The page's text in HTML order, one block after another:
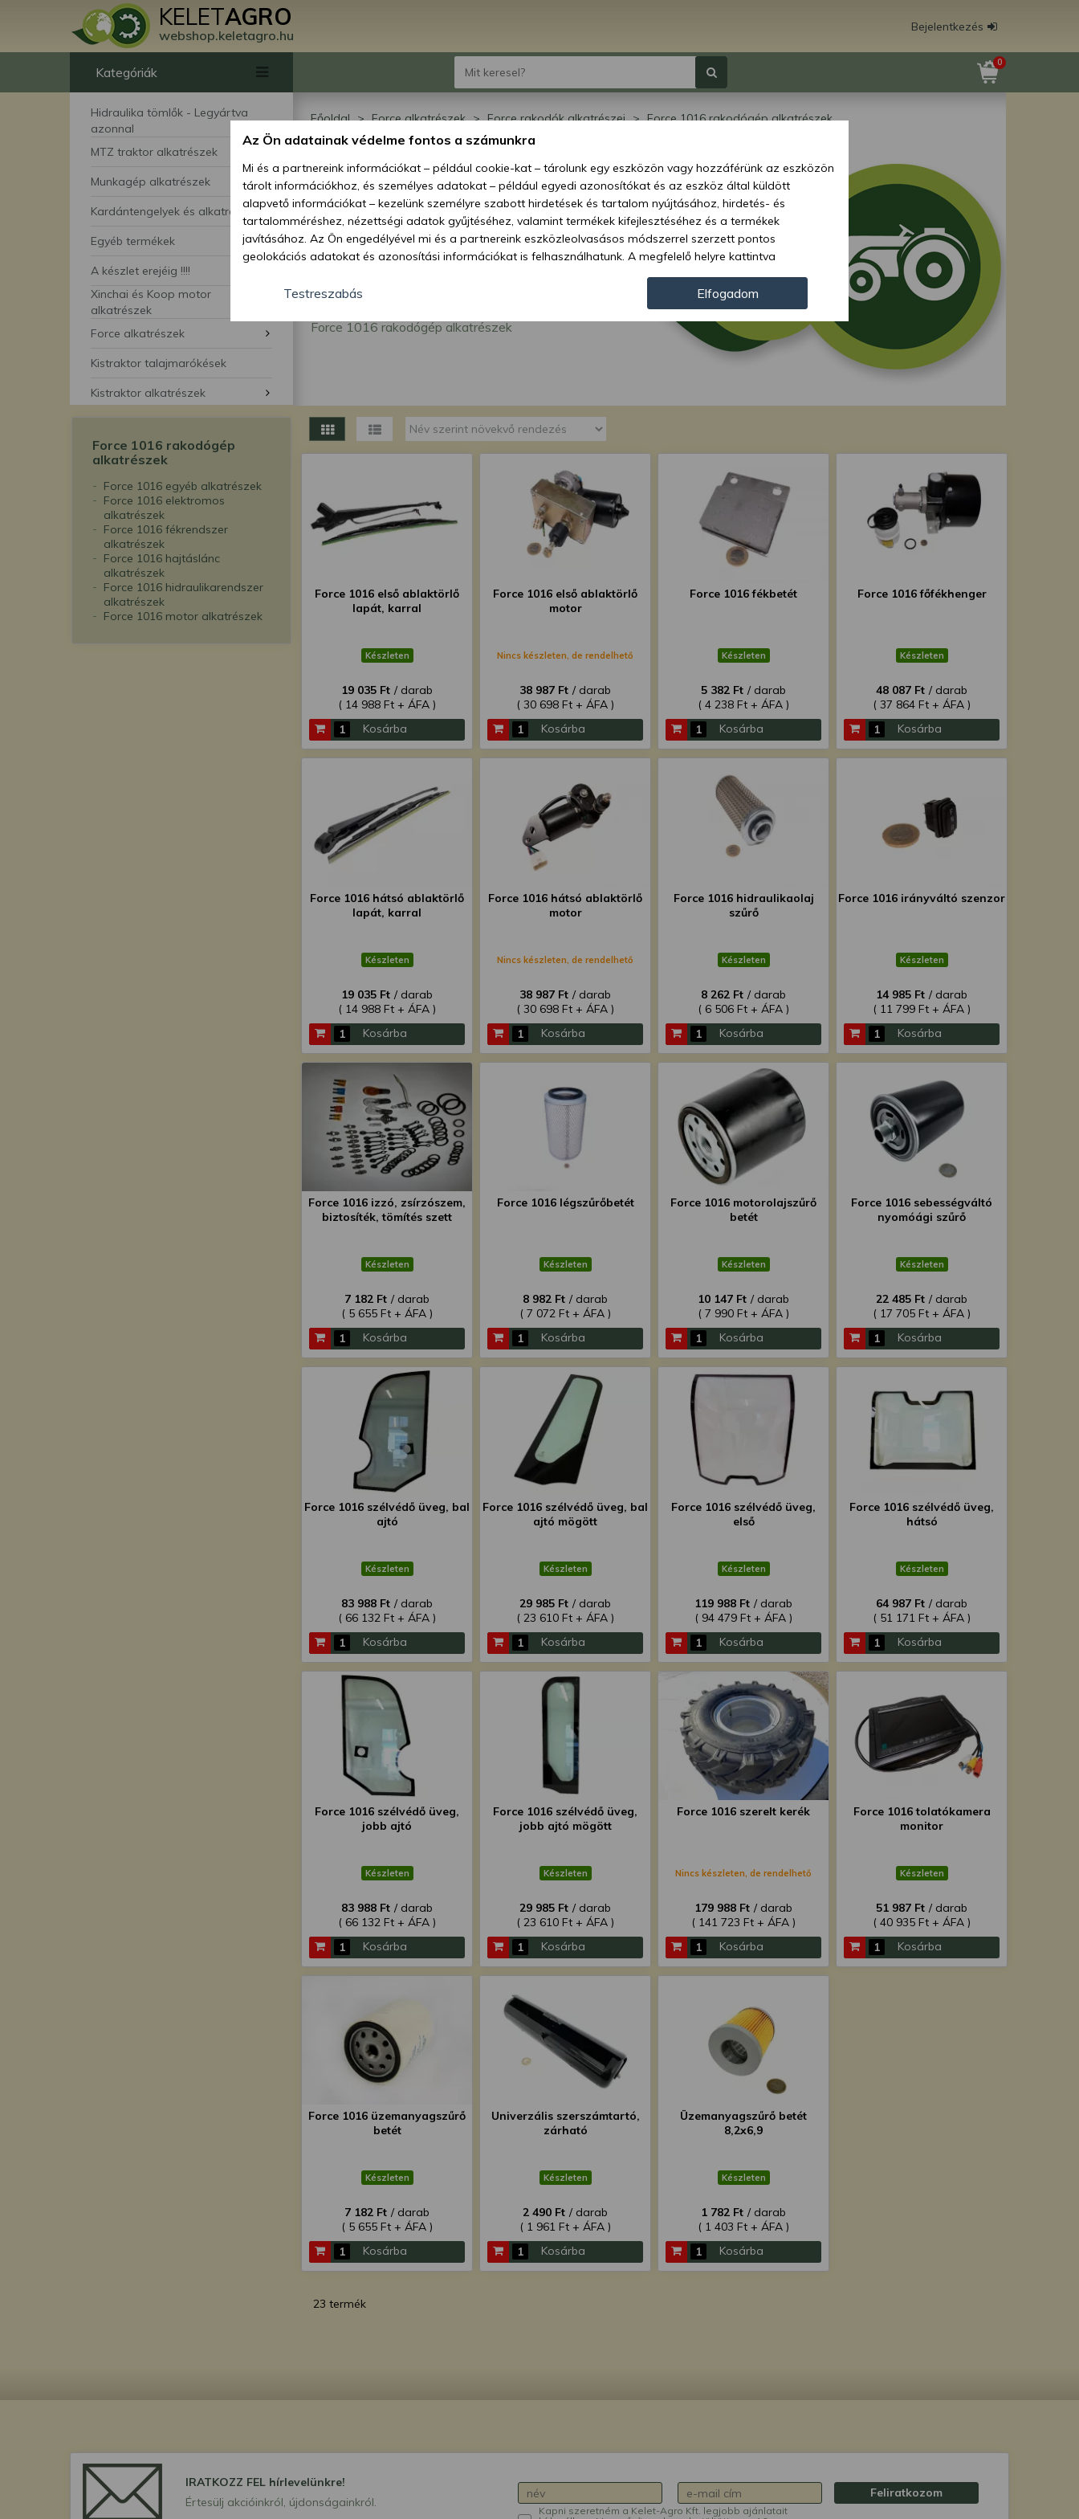
KELETAGRO
webshop.keletagro.hu
Bejelentkezés
Kategóriák
Hidraulika tömlők - Legyártva
azonnal
MTZ traktor alkatrészek
Munkagép alkatrészek
Kardántengelyek és alkatrészei
Egyéb termékek
A készlet erejéig !!!!
Xinchai és Koop motor
alkatrészek
Force alkatrészek
Kistraktor talajmarókések
Kistraktor alkatrészek
0
Főoldal Force alkatrészek Force rakodók alkatrészei Force 1016 rakodógép alkatrészek
Force 1016 rakodógép
alkatrészek
Force 1016 rakodógép alkatrészek
Force 1016 rakodógép
alkatrészek
Force 1016 egyéb alkatrészek
Force 1016 elektromos
alkatrészek
Force 1016 fékrendszer
alkatrészek
Force 1016 hajtáslánc
alkatrészek
Force 1016 hidraulikarendszer
alkatrészek
Force 1016 motor alkatrészek
Force 1016 első ablaktörlő
lapát, karral
Készleten
19 035 Ft / darab
( 14 988 Ft + ÁFA )
Kosárba
Force 1016 első ablaktörlő
motor
Nincs készleten, de rendelhető
38 987 Ft / darab
( 30 698 Ft + ÁFA )
Kosárba
Force 1016 fékbetét
Készleten
5 382 Ft / darab
( 4 238 Ft + ÁFA )
Kosárba
Force 1016 főfékhenger
Készleten
48 087 Ft / darab
( 37 864 Ft + ÁFA )
Kosárba
Force 1016 hátsó ablaktörlő
lapát, karral
Készleten
19 035 Ft / darab
( 14 988 Ft + ÁFA )
Kosárba
Force 1016 hátsó ablaktörlő
motor
Nincs készleten, de rendelhető
38 987 Ft / darab
( 30 698 Ft + ÁFA )
Kosárba
Force 1016 hidraulikaolaj
szűrő
Készleten
8 262 Ft / darab
( 6 506 Ft + ÁFA )
Kosárba
Force 1016 irányváltó szenzor
Készleten
14 985 Ft / darab
( 11 799 Ft + ÁFA )
Kosárba
Force 1016 izzó, zsírzószem,
biztosíték, tömítés szett
Készleten
7 182 Ft / darab
( 5 655 Ft + ÁFA )
Kosárba
Force 1016 légszűrőbetét
Készleten
8 982 Ft / darab
( 7 072 Ft + ÁFA )
Kosárba
Force 1016 motorolajszűrő
betét
Készleten
10 147 Ft / darab
( 7 990 Ft + ÁFA )
Kosárba
Force 1016 sebességváltó
nyomóági szűrő
Készleten
22 485 Ft / darab
( 17 705 Ft + ÁFA )
Kosárba
Force 1016 szélvédő üveg, bal
ajtó
Készleten
83 988 Ft / darab
( 66 132 Ft + ÁFA )
Kosárba
Force 1016 szélvédő üveg, bal
ajtó mögött
Készleten
29 985 Ft / darab
( 23 610 Ft + ÁFA )
Kosárba
Force 1016 szélvédő üveg,
első
Készleten
119 988 Ft / darab
( 94 479 Ft + ÁFA )
Kosárba
Force 1016 szélvédő üveg,
hátsó
Készleten
64 987 Ft / darab
( 51 171 Ft + ÁFA )
Kosárba
Force 1016 szélvédő üveg,
jobb ajtó
Készleten
83 988 Ft / darab
( 66 132 Ft + ÁFA )
Kosárba
Force 1016 szélvédő üveg,
jobb ajtó mögött
Készleten
29 985 Ft / darab
( 23 610 Ft + ÁFA )
Kosárba
Force 1016 szerelt kerék
Nincs készleten, de rendelhető
179 988 Ft / darab
( 141 723 Ft + ÁFA )
Kosárba
Force 1016 tolatókamera
monitor
Készleten
51 987 Ft / darab
( 40 935 Ft + ÁFA )
Kosárba
Force 1016 üzemanyagszűrő
betét
Készleten
7 182 Ft / darab
( 5 655 Ft + ÁFA )
Kosárba
Univerzális szerszámtartó,
zárható
Készleten
2 490 Ft / darab
( 1 961 Ft + ÁFA )
Kosárba
Üzemanyagszűrő betét
8,2x6,9
Készleten
1 782 Ft / darab
( 1 403 Ft + ÁFA )
Kosárba
23 termék
IRATKOZZ FEL hírlevelünkre!
Értesülj akcióinkról, újdonságainkról.
Kapni szeretném a Kelet-Agro Kft. legjobb ajánlatait
Feliratkozom
Az Ön adatainak védelme fontos a számunkra
Mi és a partnereink információkat – például cookie-kat – tárolunk egy eszközön vagy hozzáférünk az eszközön
tárolt információkhoz, és személyes adatokat – például egyedi azonosítókat és az eszköz által küldött
alapvető információkat – kezelünk személyre szabott hirdetések és tartalom nyújtásához, hirdetés- és
tartalomméréshez, nézettségi adatok gyűjtéséhez, valamint termékek kifejlesztéséhez és a termékek
javításához. Az Ön engedélyével mi és a partnereink eszközleolvasásos módszerrel szerzett pontos
geolokációs adatokat és azonosítási információkat is felhasználhatunk. A megfelelő helyre kattintva
hozzájárulhat ahhoz, hogy mi és a partnereink a fent leírtak szerint adatkezelést végezzünk. Másik
lehetőségként a hozzájárulás megadása vagy elutasítása előtt részletesebb információkhoz juthat, és
megváltoztathatja beállításait. Felhívjuk figyelmét, hogy személyes adatainak bizonyos kezeléséhez nem
feltétlenül szükséges az Ön hozzájárulása, de jogában áll tiltakozni az ilyen jellegű adatkezelés ellen. A
beállításai csak erre a weboldalra érvényesek. Erre a webhelyre visszatérve vagy az adatvédelmi szabályzatunk
Testreszabás Elfogadom